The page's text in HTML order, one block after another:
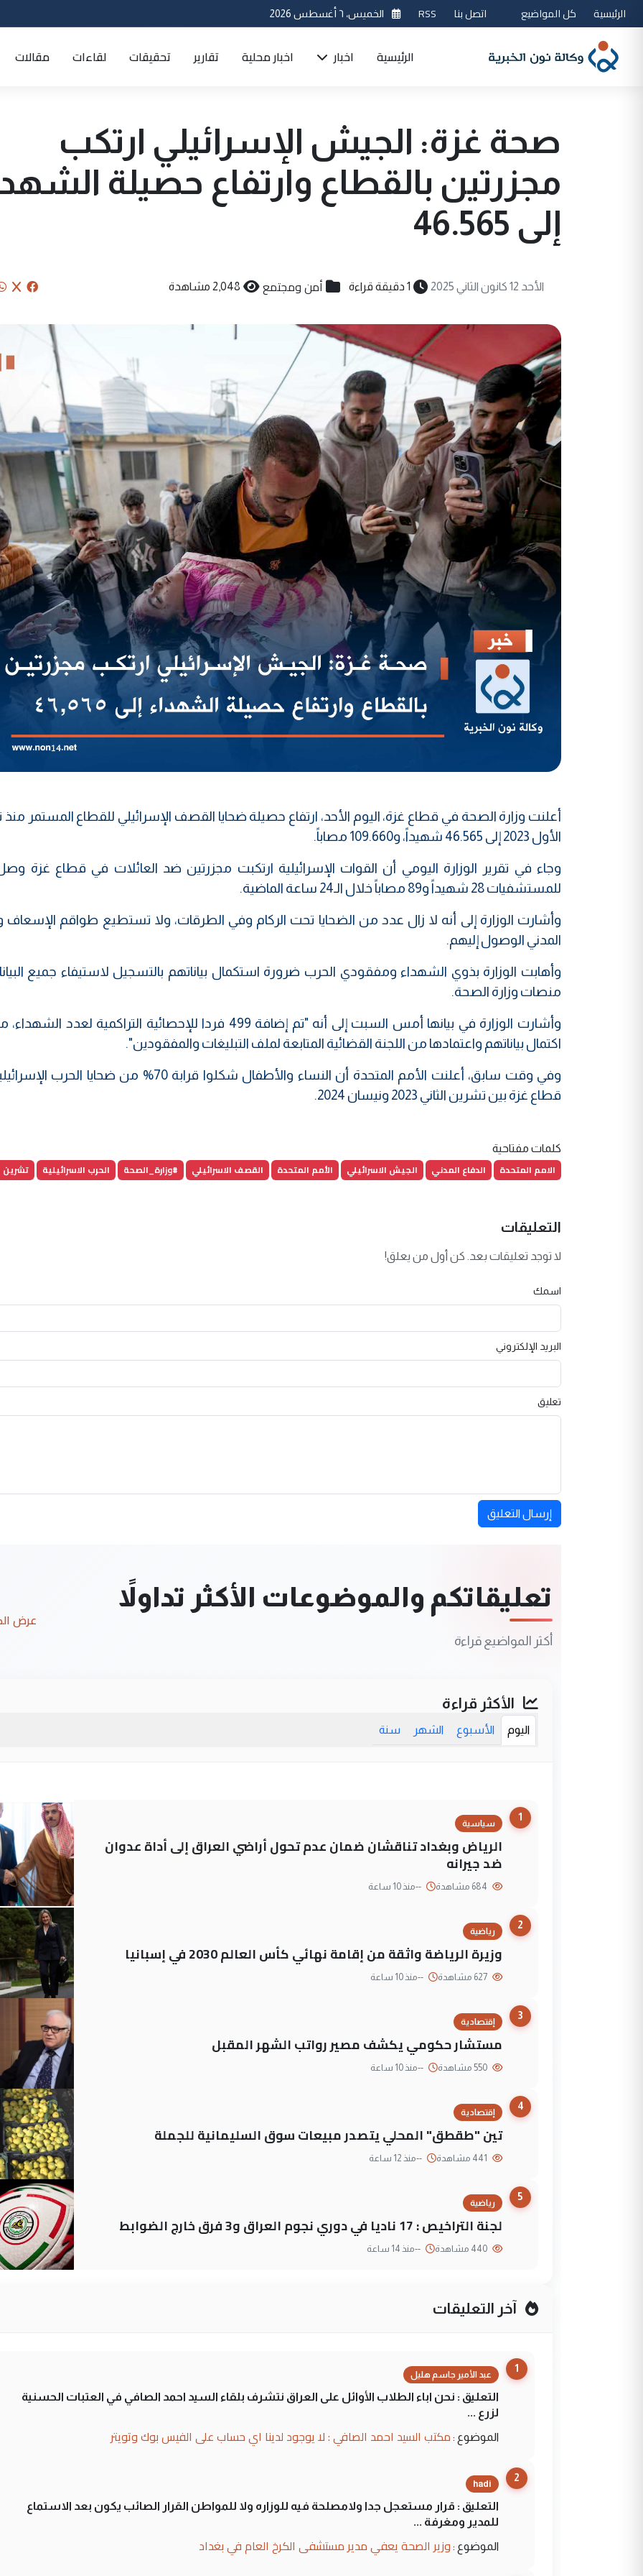
الرئيسية كل المواضيع اتصل بنا RSS الخميس، ٦ أغسطس 2026
الرئيسية اخبار اخبار محلية تقارير تحقيقات لقاءات مقالات
صحة غزة: الجيش الإسرائيلي ارتكب
مجزرتين بالقطاع وارتفاع حصيلة
إلى 46.565
الأحد 12 كانون الثاني 2025 1 دقيقة قراءة أمن ومجتمع 2,048 مشاهدة
أعلنت وزارة الصحة في قطاع غزة، اليوم الأحد، ارتفاع حصيلة ضحايا القصف الإسرائيلي للقطاع المستمر
الأول 2023 إلى 46.565 شهيداً، و109.660 مصاباً.
وجاء في تقرير الوزارة اليومي أن القوات الإسرائيلية ارتكبت مجزرتين ضد العائلات في قطاع غزة
للمستشفيات 28 شهيداً و89 مصاباً خلال الـ24 ساعة الماضية.
وأشارت الوزارة إلى أنه لا زال عدد من الضحايا تحت الركام وفي الطرقات، ولا تستطيع طواقم الإسعاف
المدني الوصول إليهم.
وأهابت الوزارة بذوي الشهداء ومفقودي الحرب ضرورة استكمال بياناتهم بالتسجيل لاستيفاء جميع
منصات وزارة الصحة.
وأشارت الوزارة في بيانها أمس السبت إلى أنه "تم إضافة 499 فردا للإحصائية التراكمية لعدد
اكتمال بياناتهم واعتمادها من اللجنة القضائية المتابعة لملف التبليغات والمفقودين".
وفي وقت سابق، أعلنت الأمم المتحدة أن النساء والأطفال شكلوا قرابة 70% من ضحايا
قطاع غزة بين تشرين الثاني 2023 ونيسان 2024.
كلمات مفتاحية
الامم المتحدة الدفاع المدني الجيش الاسرائيلي الأمم المتحدة القصف الاسرائيلي #وزارة_الصحة الحرب الاسرائيلية تشرين
التعليقات
لا توجد تعليقات بعد. كن أول من يعلق!
اسمك
البريد الإلكتروني
تعليق
إرسال التعليق
تعليقاتكم والموضوعات الأكثر تداولاً
أكثر المواضيع قراءة
عرض
الأكثر قراءة
اليوم الأسبوع الشهر سنة
1
سياسية
الرياض وبغداد تناقشان ضمان عدم تحول أراضي العراق إلى أداة عدوان
ضد جيرانه
--منذ 10 ساعة
2
رياضية
وزيرة الرياضة واثقة من إقامة نهائي كأس العالم 2030 في إسبانيا
--منذ 10 ساعة
3
إقتصادية
مستشار حكومي يكشف مصير رواتب الشهر المقبل
--منذ 10 ساعة
4
إقتصادية
تين "طقطق" المحلي يتصدر مبيعات سوق السليمانية للجملة
--منذ 12 ساعة
5
رياضية
لجنة التراخيص : 17 ناديا في دوري نجوم العراق و3 فرق خارج الضوابط
--منذ 14 ساعة
آخر التعليقات
1
عبد الأمير جاسم هليل
التعليق : نحن اباء الطلاب الأوائل على العراق نتشرف بلقاء السيد احمد الصافي في العتبات الحسنية
لزرع ...
الموضوع : مكتب السيد احمد الصافي : لا يوجود لدينا اي حساب على الفيس بوك وتويتر
2
hadi
التعليق : قرار مستعجل جدا ولامصلحة فيه للوزاره ولا للمواطن القرار الصائب يكون بعد الاستماع
للمدير ومغرفة ...
الموضوع : وزير الصحة يعفي مدير مستشفى الكرخ العام في بغداد